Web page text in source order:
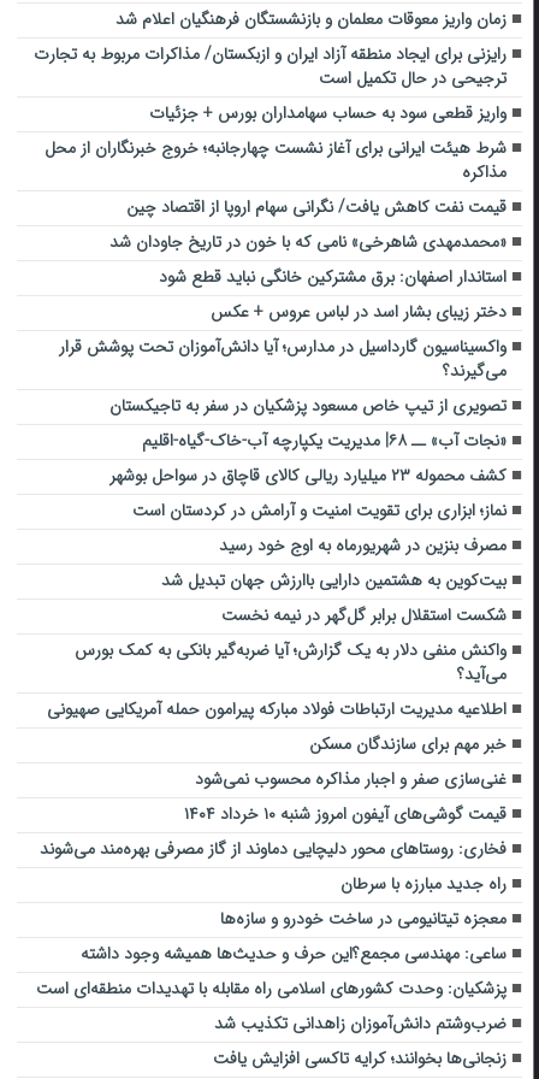
زمان واریز معوقات معلمان و بازنشستگان فرهنگیان اعلام شد
رایزنی برای ایجاد منطقه آزاد ایران و ازبکستان/ مذاکرات مربوط به تجارت
ترجیحی در حال تکمیل است
واریز قطعی سود به حساب سهامداران بورس + جزئیات
شرط هیئت ایرانی برای آغاز نشست چهارجانبه؛ خروج خبرنگاران از محل
مذاکره
قیمت نفت کاهش یافت/ نگرانی سهام اروپا از اقتصاد چین
«محمدمهدی شاهرخی» نامی که با خون در تاریخ جاودان شد
استاندار اصفهان: برق مشترکین خانگی نباید قطع شود
دختر زیبای بشار اسد در لباس عروس + عکس
واکسیناسیون گارداسیل در مدارس؛ آیا دانش‌آموزان تحت پوشش قرار
می‌گیرند؟
تصویری از تیپ خاص مسعود پزشکیان در سفر به تاجیکستان
«نجات آب» ــ ۶۸| مدیریت یکپارچه آب-خاک-گیاه-اقلیم
کشف محموله ۲۳ میلیارد ریالی کالای قاچاق در سواحل بوشهر
نماز؛ ابزاری برای تقویت امنیت و آرامش در کردستان است
مصرف بنزین در شهریورماه به اوج خود رسید
بیت‌کوین به هشتمین دارایی باارزش جهان تبدیل شد
شکست استقلال برابر گل‌گهر در نیمه نخست
واکنش منفی دلار به یک گزارش؛ آیا ضربه‌گیر بانکی به کمک بورس
می‌آید؟
اطلاعیه مدیریت ارتباطات فولاد مبارکه پیرامون حمله آمریکایی صهیونی
خبر مهم برای سازندگان مسکن
غنی‌سازی صفر و اجبار مذاکره محسوب نمی‌شود
قیمت گوشی‌های آیفون امروز شنبه ۱۰ خرداد ۱۴۰۴
فخاری: روستاهای محور دلیچایی دماوند از گاز مصرفی بهره‌مند می‌شوند
راه جدید مبارزه با سرطان
معجزه تیتانیومی در ساخت خودرو و سازه‌ها
ساعی: مهندسی مجمع؟‌این حرف‌ و حدیث‌ها همیشه وجود داشته
پزشکیان: وحدت کشورهای اسلامی راه مقابله با تهدیدات منطقه‌ای است
ضرب‌وشتم دانش‌آموزان زاهدانی تکذیب شد
زنجانی‌ها بخوانند؛ کرایه تاکسی افزایش یافت